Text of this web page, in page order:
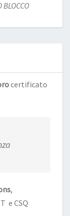
BLOCCO
certificato
,
e CSQ